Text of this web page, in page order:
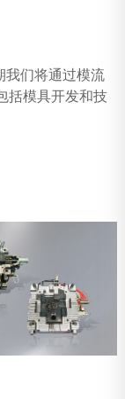
我们将通过模流
括模具开发和技